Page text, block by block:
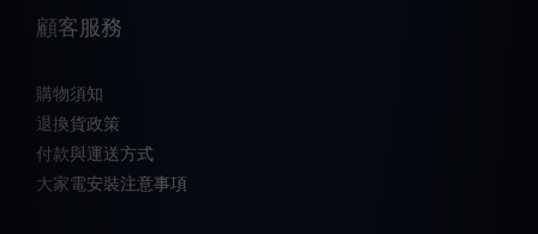
顧客服務
購物須知
退換貨政策
付款與運送方式
大家電安裝注意事項